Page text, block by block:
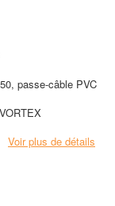
passe-câble PVC
à raccorder à
Voir plus de détails